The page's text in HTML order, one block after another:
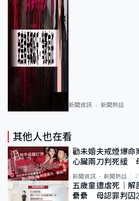
新聞資訊 新聞熱話
其他人也在看
勸未婚夫戒煙爆
心臟兩刀判死緩
新聞資訊 新聞熱話
五歲童遭虐死｜解
纍纍 母認罪判囚